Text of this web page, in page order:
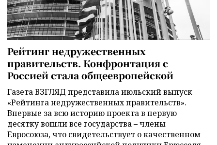
Рейтинг недружественных
правительств. Конфронтация с
Россией стала общеевропейской
Газета ВЗГЛЯД представила июльский выпуск
«Рейтинга недружественных правительств».
Впервые за всю историю проекта в первую
десятку вошли все государства – члены
Евросоюза, что свидетельствует о качественном